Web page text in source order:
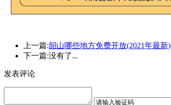
上一篇:韶山哪些地方免费开放(2021年最新)
下一篇:没有了...
发表评论